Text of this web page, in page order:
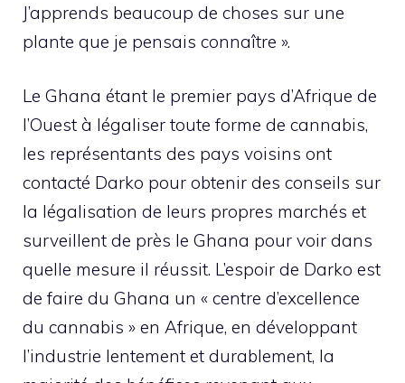
J’apprends beaucoup de choses sur une
plante que je pensais connaître ».
Le Ghana étant le premier pays d’Afrique de
l’Ouest à légaliser toute forme de cannabis,
les représentants des pays voisins ont
contacté Darko pour obtenir des conseils sur
la légalisation de leurs propres marchés et
surveillent de près le Ghana pour voir dans
quelle mesure il réussit. L’espoir de Darko est
de faire du Ghana un « centre d’excellence
du cannabis » en Afrique, en développant
l’industrie lentement et durablement, la